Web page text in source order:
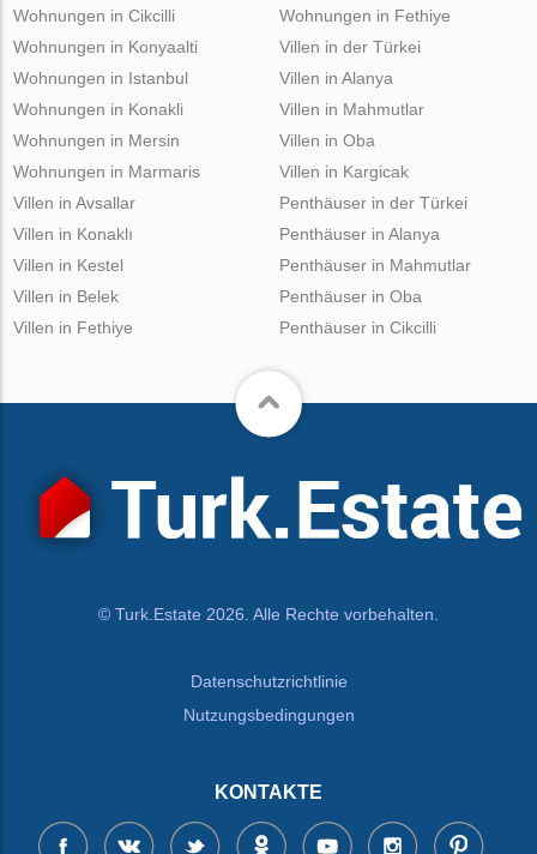
Wohnungen in Cikcilli
Wohnungen in Fethiye
Wohnungen in Konyaalti
Wohnungen in Istanbul
Wohnungen in Konakli
Wohnungen in Mersin
Wohnungen in Marmaris
Villen in der Türkei
Villen in Alanya
Villen in Mahmutlar
Villen in Oba
Villen in Kargicak
Villen in Avsallar
Villen in Konaklı
Villen in Kestel
Villen in Belek
Villen in Fethiye
Penthäuser in der Türkei
Penthäuser in Alanya
Penthäuser in Mahmutlar
Penthäuser in Oba
Penthäuser in Cikcilli
© Turk.Estate 2026. Alle Rechte vorbehalten.
Datenschutzrichtlinie
Nutzungsbedingungen
KONTAKTE